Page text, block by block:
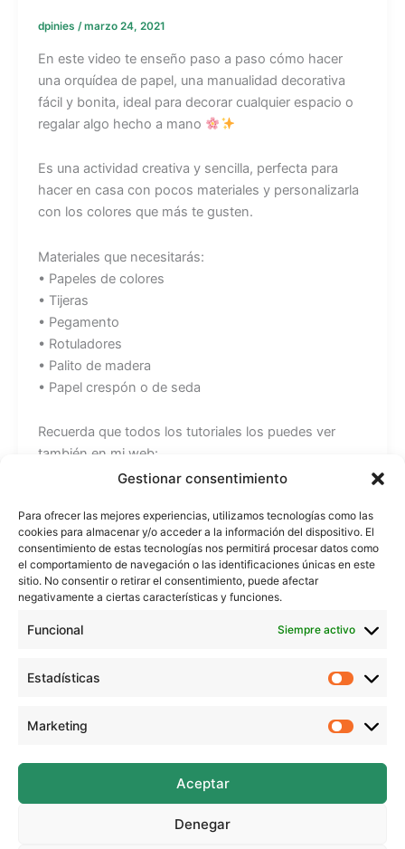
Gestionar consentimiento
Para ofrecer las mejores experiencias, utilizamos tecnologías como las
cookies para almacenar y/o acceder a la información del dispositivo. El
consentimiento de estas tecnologías nos permitirá procesar datos como
el comportamiento de navegación o las identificaciones únicas en este
sitio. No consentir o retirar el consentimiento, puede afectar
negativamente a ciertas características y funciones.
Funcional Siempre activo
Estadísticas
Marketing
Aceptar
Denegar
dpinies /marzo 24, 2021
En este video te enseño paso a paso cómo hacer
una orquídea de papel, una manualidad decorativa
fácil y bonita, ideal para decorar cualquier espacio o
regalar algo hecho a mano
Es una actividad creativa y sencilla, perfecta para
hacer en casa con pocos materiales y personalizarla
con los colores que más te gusten.
Materiales que necesitarás:
• Papeles de colores
• Tijeras
• Pegamento
• Rotuladores
• Palito de madera
• Papel crespón o de seda
Recuerda que todos los tutoriales los puedes ver
también en mi web:
https://www.beekrafty.com
También puedes encontrarme en:
Instagram: https://www.instagram.com/beekrafty/
Facebook: https://www.facebook.com/beekrafty.es/
Twitter: https://twitter.com/beekrafty_es
Pinterest: https://pinterest.com/Beekrafty_es
Twitch: https://www.twitch.tv/beekrafty_
¡Espero que te haya gustado este video y te animes a
Si te ha gustado, no olvides dejar tu like y compartirlo
Muchas gracias a https://www.bensound.com por la
música de fondo.